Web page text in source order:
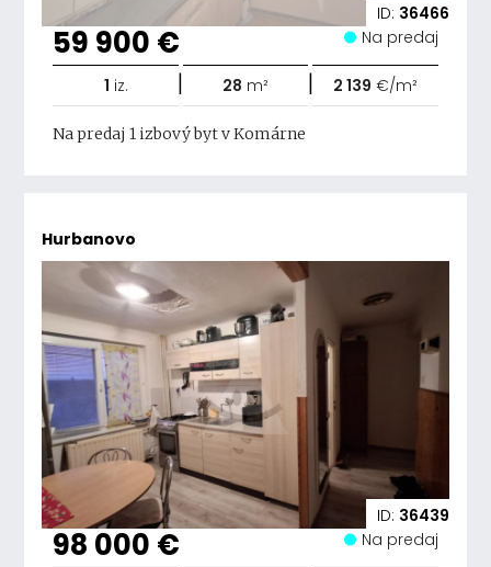
ID: 36466
59 900 € Na predaj
1 iz. | 28 m² | 2 139 €/m²
Na predaj 1 izbový byt v Komárne
Hurbanovo
ID: 36439
98 000 € Na predaj